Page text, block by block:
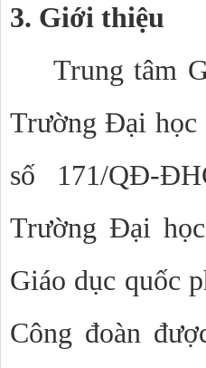
3. Giới thiệu
Trung tâm
Trường Đại học
số 171/QĐ-
Trường Đại
Giáo dục quốc
Công đoàn